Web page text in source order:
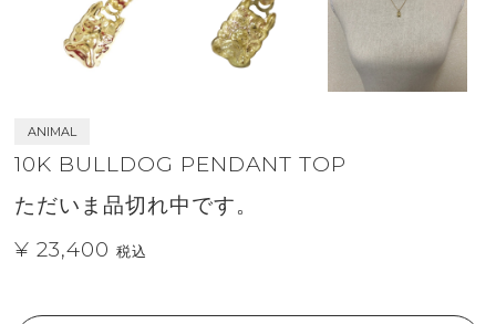
ANIMAL
10K BULLDOG PENDANT TOP
ただいま品切れ中です。
¥ 23,400税込